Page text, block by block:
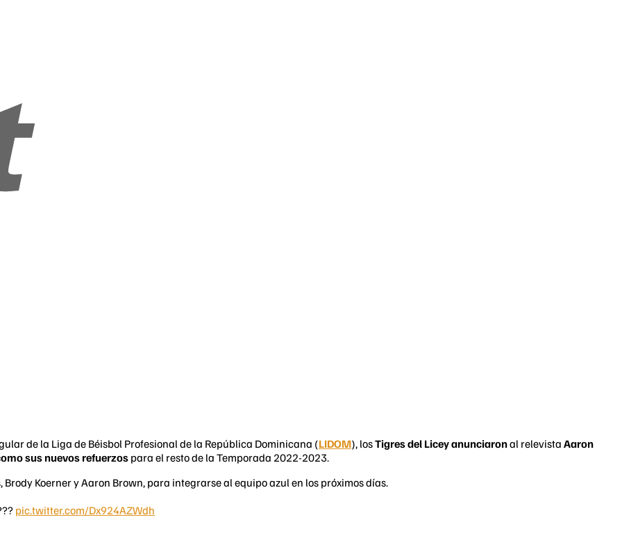
de la Liga de Béisbol Profesional de la República Dominicana (LIDOM), losTigres del Licey anunciaronal relevista Aaron
sus nuevos refuerzospara el resto de la Temporada 2022-2023.
Koerner y Aaron Brown, para integrarse al equipo azul en los próximos días.
pic.twitter.com/Dx924AZWdh